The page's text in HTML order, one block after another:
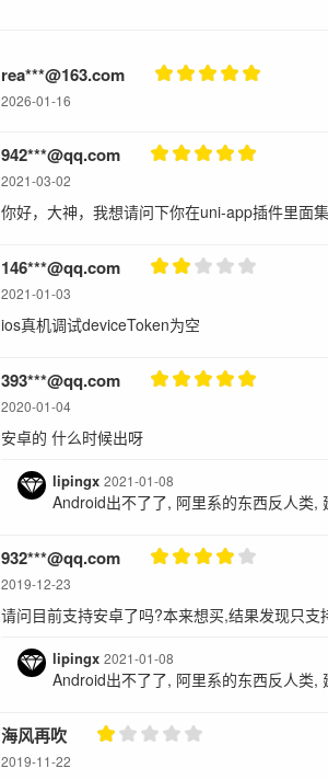
rea***@163.com
2026-01-16
942***@qq.com
2021-03-02
你好，大神，我想请问下你在uni-app插件里面
146***@qq.com
2021-01-03
ios真机调试deviceToken为空
393***@qq.com
2020-01-04
安卓的 什么时候出呀
lipingx2021-01-08
Android出不了了, 阿里系的东西反人类,
932***@qq.com
2019-12-23
请问目前支持安卓了吗?本来想买,结果发现只支
lipingx2021-01-08
Android出不了了, 阿里系的东西反人类,
海风再吹
2019-11-22